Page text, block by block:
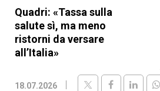
Quadri: «Tassa sulla
salute sì, ma meno
ristorni da versare
all’Italia»
18.07.2026